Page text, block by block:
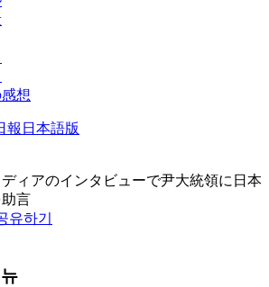
想
報日本語版
ィアのインタビューで尹大統領に日本
言
유하기